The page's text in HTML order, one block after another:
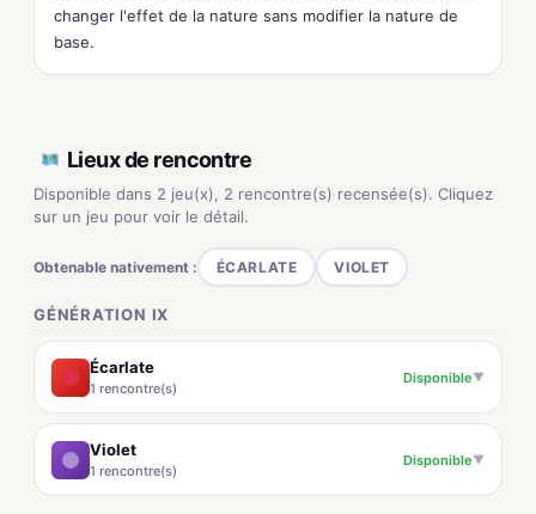
changer l'effet de la nature sans modifier la nature de
base.
Lieux de rencontre
Disponible dans 2 jeu(x), 2 rencontre(s) recensée(s). Cliquez
sur un jeu pour voir le détail.
Obtenable nativement : ÉCARLATE VIOLET
GÉNÉRATION IX
Écarlate
1 rencontre(s)
Disponible▼
Violet
1 rencontre(s)
Disponible▼